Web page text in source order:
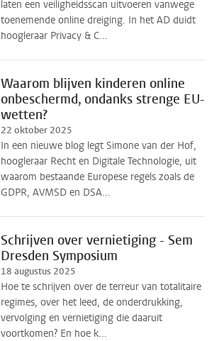
laten een veiligheidsscan uitvoeren vanwege
toenemende online dreiging. In het AD duidt
hoogleraar Privacy & C...
Waarom blijven kinderen online
onbeschermd, ondanks strenge EU-
wetten?
22 oktober 2025
In een nieuwe blog legt Simone van der Hof,
hoogleraar Recht en Digitale Technologie, uit
waarom bestaande Europese regels zoals de
GDPR, AVMSD en DSA...
Schrijven over vernietiging - Sem
Dresden Symposium
18 augustus 2025
Hoe te schrijven over de terreur van totalitaire
regimes, over het leed, de onderdrukking,
vervolging en vernietiging die daaruit
voortkomen? En hoe k...